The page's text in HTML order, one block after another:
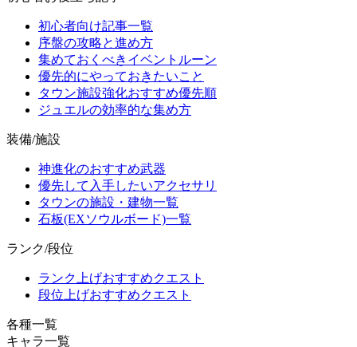
初心者向け記事一覧
序盤の攻略と進め方
集めておくべきイベントルーン
優先的にやっておきたいこと
タウン施設強化おすすめ優先順
ジュエルの効率的な集め方
装備/施設
神進化のおすすめ武器
優先して入手したいアクセサリ
タウンの施設・建物一覧
石板(EXソウルボード)一覧
ランク/段位
ランク上げおすすめクエスト
段位上げおすすめクエスト
各種一覧
キャラ一覧